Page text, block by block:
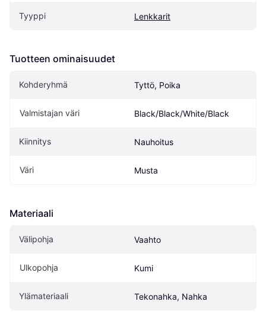
Tyyppi Lenkkarit
Tuotteen ominaisuudet
Kohderyhmä Tyttö, Poika
Valmistajan väri Black/Black/White/Black
Kiinnitys Nauhoitus
Väri Musta
Materiaali
Välipohja Vaahto
Ulkopohja Kumi
Ylämateriaali Tekonahka, Nahka